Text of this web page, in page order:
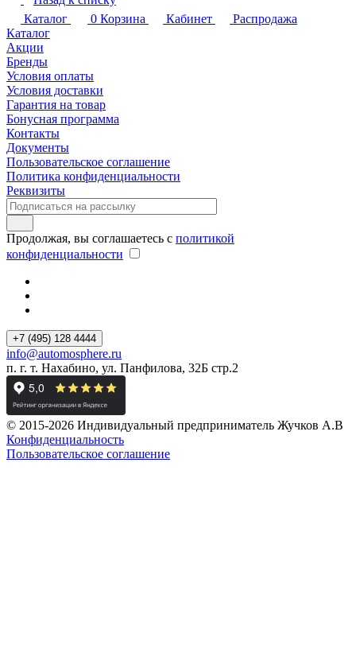
Каталог
0 Корзина Кабинет
Распродажа
Каталог
Акции
Бренды
Условия оплаты
Условия доставки
Гарантия на товар
Бонусная программа
Контакты
Документы
Пользовательское соглашение
Политика конфиденциальности
Реквизиты
Продолжая, вы соглашаетесь с политикой
конфиденциальности
+7 (495) 128 4444
info@automosphere.ru
п. г. т. Нахабино, ул. Панфилова, 32Б стр.2
© 2015-2026 Индивидуальный предприниматель Жучков А.В
Конфиденциальность
Пользовательское соглашение